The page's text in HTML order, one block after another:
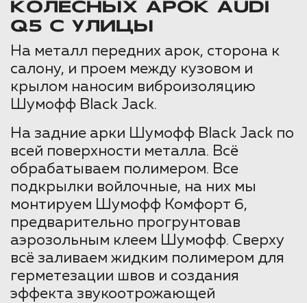
КОЛЕСНЫХ АРОК AUDI
Q5 С УЛИЦЫ
На металл передних арок, сторона к
салону, и проем между кузовом и
крылом наносим виброизоляцию
Шумофф Black Jack.
На задние арки Шумофф Black Jack по
всей поверхности металла. Всё
обрабатываем полимером. Все
подкрылки войлочные, на них мы
монтируем Шумофф Комфорт 6,
предварительно прогрунтовав
аэрозольным клеем Шумофф. Сверху
всё заливаем жидким полимером для
герметезации швов и создания
эффекта звукоотрожающей